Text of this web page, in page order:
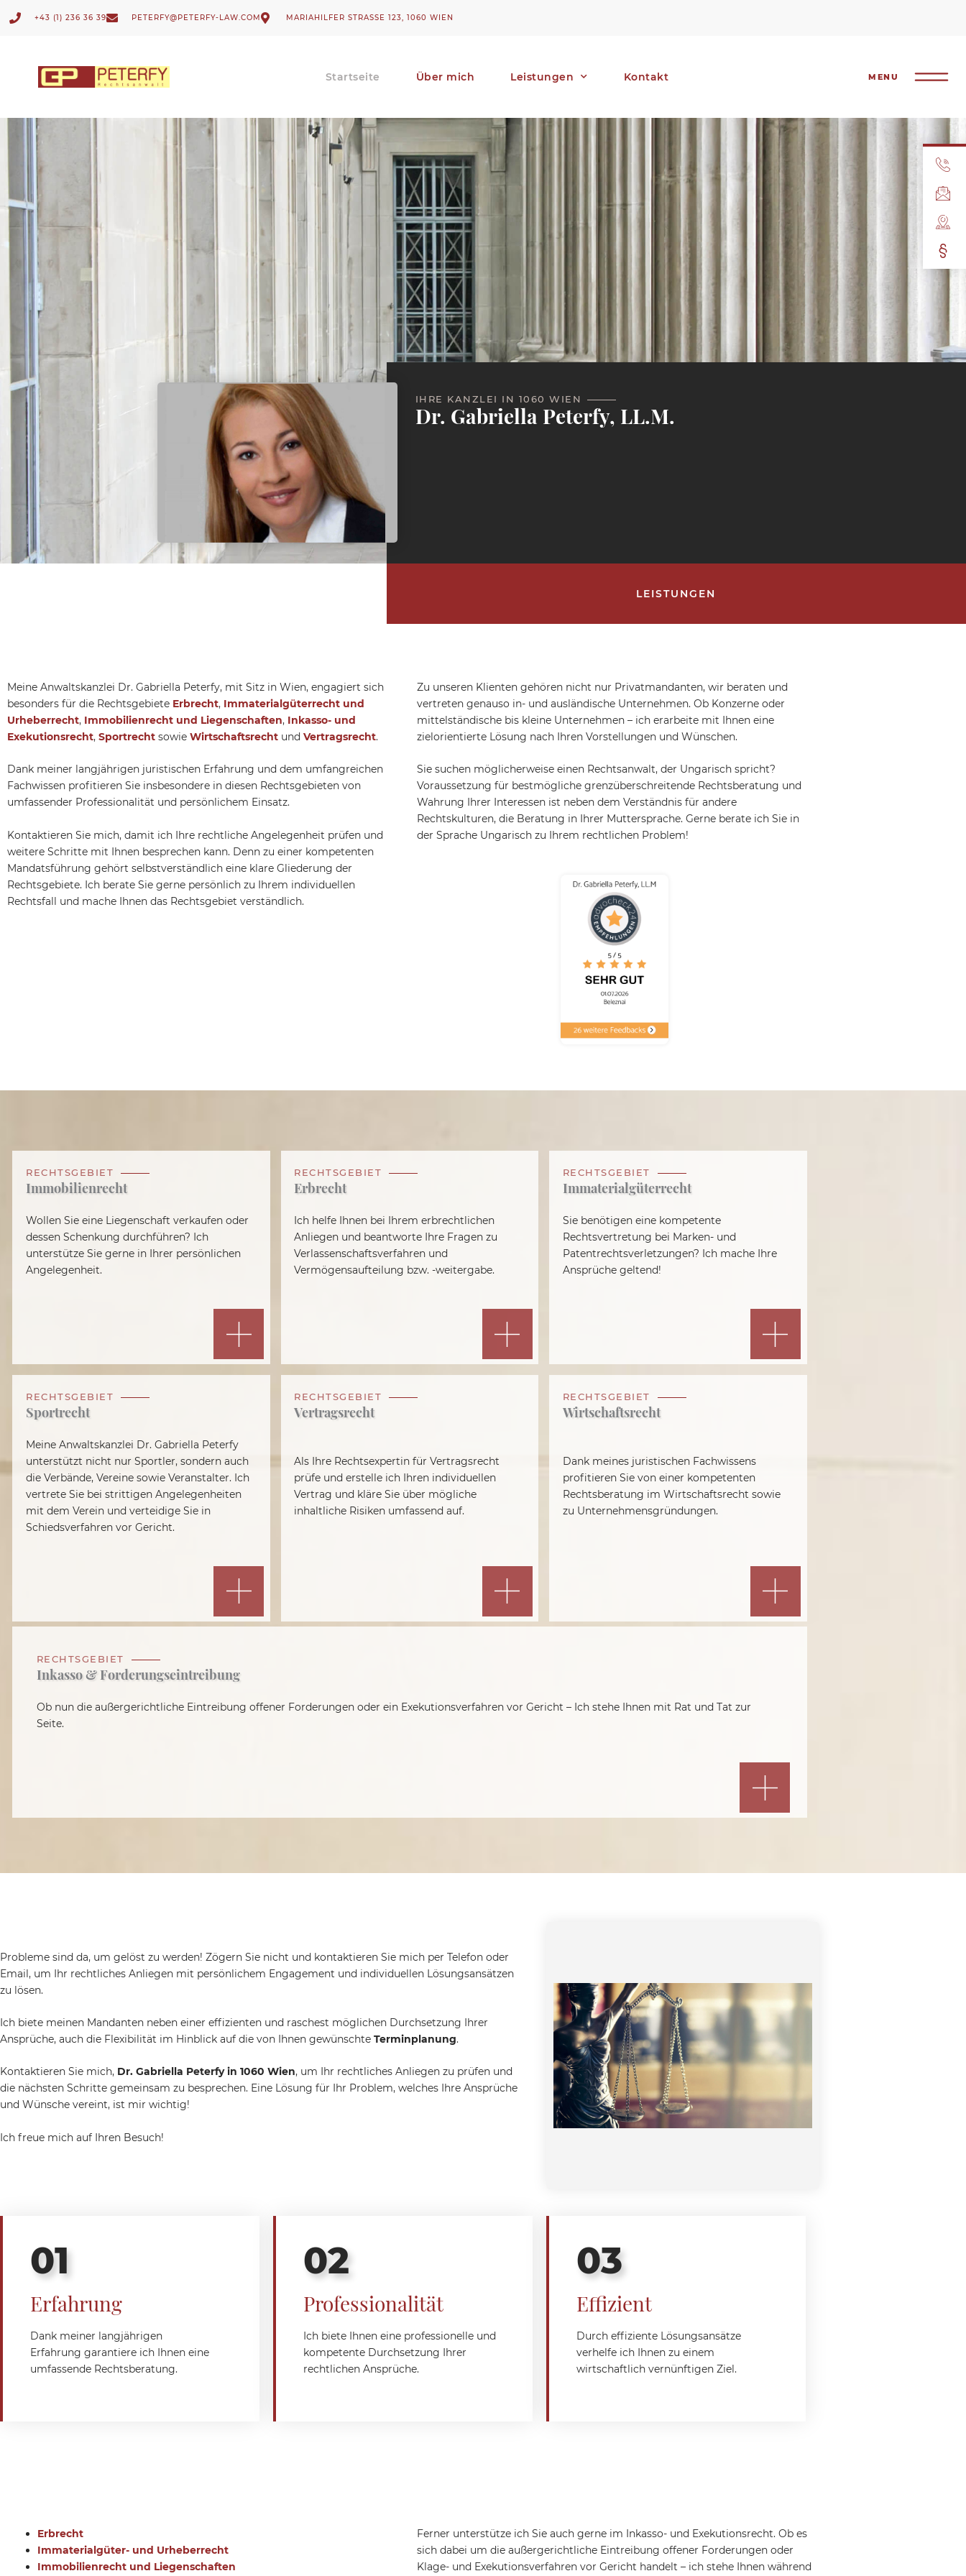
Inhalt
+43 (1) 236 36 39 PETERFY@PETERFY-LAW.COM MARIAHILFER STRASSE 123, 1060 WIEN
Startseite Über mich Leistungen Kontakt MENU
IHRE KANZLEI IN 1060 WIEN
Dr. Gabriella Peterfy, LL.M.
LEISTUNGEN
Meine Anwaltskanzlei Dr. Gabriella Peterfy, mit Sitz in Wien, engagiert sich
besonders für die Rechtsgebiete Erbrecht, Immaterialgüterrecht und
Urheberrecht, Immobilienrecht und Liegenschaften, Inkasso- und
Exekutionsrecht, Sportrecht sowie Wirtschaftsrecht und Vertragsrecht.
Dank meiner langjährigen juristischen Erfahrung und dem umfangreichen
Fachwissen profitieren Sie insbesondere in diesen Rechtsgebieten von
umfassender Professionalität und persönlichem Einsatz.
Kontaktieren Sie mich, damit ich Ihre rechtliche Angelegenheit prüfen und
weitere Schritte mit Ihnen besprechen kann. Denn zu einer kompetenten
Mandatsführung gehört selbstverständlich eine klare Gliederung der
Rechtsgebiete. Ich berate Sie gerne persönlich zu Ihrem individuellen
Rechtsfall und mache Ihnen das Rechtsgebiet verständlich.
Zu unseren Klienten gehören nicht nur Privatmandanten, wir beraten und
vertreten genauso in- und ausländische Unternehmen. Ob Konzerne oder
mittelständische bis kleine Unternehmen – ich erarbeite mit Ihnen eine
zielorientierte Lösung nach Ihren Vorstellungen und Wünschen.
Sie suchen möglicherweise einen Rechtsanwalt, der Ungarisch spricht?
Voraussetzung für bestmögliche grenzüberschreitende Rechtsberatung und
Wahrung Ihrer Interessen ist neben dem Verständnis für andere
Rechtskulturen, die Beratung in Ihrer Muttersprache. Gerne berate ich Sie in
der Sprache Ungarisch zu Ihrem rechtlichen Problem!
RECHTSGEBIET
Immobilienrecht
Wollen Sie eine Liegenschaft verkaufen oder
dessen Schenkung durchführen? Ich
unterstütze Sie gerne in Ihrer persönlichen
Angelegenheit.
RECHTSGEBIET
Erbrecht
Ich helfe Ihnen bei Ihrem erbrechtlichen
Anliegen und beantworte Ihre Fragen zu
Verlassenschaftsverfahren und
Vermögensaufteilung bzw. -weitergabe.
RECHTSGEBIET
Immaterialgüterrecht
Sie benötigen eine kompetente
Rechtsvertretung bei Marken- und
Patentrechtsverletzungen? Ich mache Ihre
Ansprüche geltend!
RECHTSGEBIET
Sportrecht
Meine Anwaltskanzlei Dr. Gabriella Peterfy
unterstützt nicht nur Sportler, sondern auch
die Verbände, Vereine sowie Veranstalter. Ich
vertrete Sie bei strittigen Angelegenheiten
mit dem Verein und verteidige Sie in
Schiedsverfahren vor Gericht.
RECHTSGEBIET
Vertragsrecht
Als Ihre Rechtsexpertin für Vertragsrecht
prüfe und erstelle ich Ihren individuellen
Vertrag und kläre Sie über mögliche
inhaltliche Risiken umfassend auf.
RECHTSGEBIET
Wirtschaftsrecht
Dank meines juristischen Fachwissens
profitieren Sie von einer kompetenten
Rechtsberatung im Wirtschaftsrecht sowie
zu Unternehmensgründungen.
RECHTSGEBIET
Inkasso & Forderungseintreibung
Ob nun die außergerichtliche Eintreibung offener Forderungen oder ein Exekutionsverfahren vor Gericht – Ich stehe Ihnen mit Rat und Tat zur
Seite.
Probleme sind da, um gelöst zu werden! Zögern Sie nicht und kontaktieren Sie mich per Telefon oder
Email, um Ihr rechtliches Anliegen mit persönlichem Engagement und individuellen Lösungsansätzen
zu lösen.
Ich biete meinen Mandanten neben einer effizienten und raschest möglichen Durchsetzung Ihrer
Ansprüche, auch die Flexibilität im Hinblick auf die von Ihnen gewünschte Terminplanung.
Kontaktieren Sie mich, Dr. Gabriella Peterfy in 1060 Wien, um Ihr rechtliches Anliegen zu prüfen und
die nächsten Schritte gemeinsam zu besprechen. Eine Lösung für Ihr Problem, welches Ihre Ansprüche
und Wünsche vereint, ist mir wichtig!
Ich freue mich auf Ihren Besuch!
01
Erfahrung
Dank meiner langjährigen
Erfahrung garantiere ich Ihnen eine
umfassende Rechtsberatung.
02
Professionalität
Ich biete Ihnen eine professionelle und
kompetente Durchsetzung Ihrer
rechtlichen Ansprüche.
03
Effizient
Durch effiziente Lösungsansätze
verhelfe ich Ihnen zu einem
wirtschaftlich vernünftigen Ziel.
Erbrecht
Immaterialgüter- und Urheberrecht
Immobilienrecht und Liegenschaften
Ferner unterstütze ich Sie auch gerne im Inkasso- und Exekutionsrecht. Ob es
sich dabei um die außergerichtliche Eintreibung offener Forderungen oder
Klage- und Exekutionsverfahren vor Gericht handelt – ich stehe Ihnen während